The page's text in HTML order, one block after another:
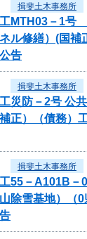
揖斐土木事務所
工MTH03－1
ル修繕）(国補
告
揖斐土木事務所
工災防－2号 公
正）（債務）
揖斐土木事務所
工55－A101B
除雪基地）（